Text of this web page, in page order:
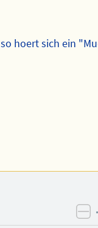
hoert sich ein